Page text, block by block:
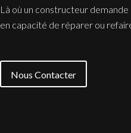
Là où un constructeur demande
en capacité de réparer ou
Nous Contacter